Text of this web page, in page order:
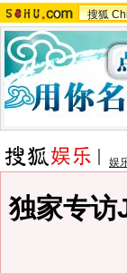
搜狐
娱
独家专访